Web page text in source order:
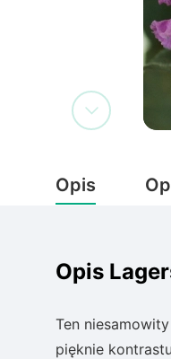
Opis
Opis
Ten
pięknie